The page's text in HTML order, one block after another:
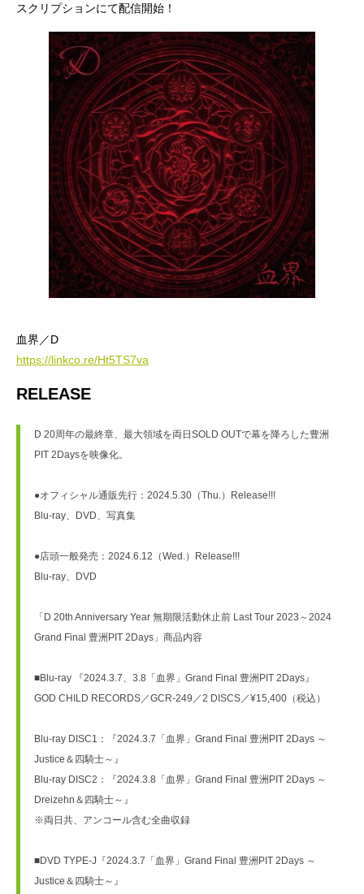
スクリプションにて配信開始！
血界／D
https://linkco.re/Ht5TS7va
RELEASE
D 20周年の最終章、最大領域を両日SOLD OUTで幕を降ろした豊洲
PIT 2Daysを映像化。
●オフィシャル通販先行：2024.5.30（Thu.）Release!!!
Blu-ray、DVD、写真集
●店頭一般発売：2024.6.12（Wed.）Release!!!
Blu-ray、DVD
「D 20th Anniversary Year 無期限活動休止前 Last Tour 2023～2024
Grand Final 豊洲PIT 2Days」商品内容
■Blu-ray 『2024.3.7、3.8「血界」Grand Final 豊洲PIT 2Days』
GOD CHILD RECORDS／GCR-249／2 DISCS／¥15,400（税込）
Blu-ray DISC1：『2024.3.7「血界」Grand Final 豊洲PIT 2Days ～
Justice＆四騎士～』
Blu-ray DISC2：『2024.3.8「血界」Grand Final 豊洲PIT 2Days ～
Dreizehn＆四騎士～』
※両日共、アンコール含む全曲収録
■DVD TYPE-J『2024.3.7「血界」Grand Final 豊洲PIT 2Days ～
Justice＆四騎士～』